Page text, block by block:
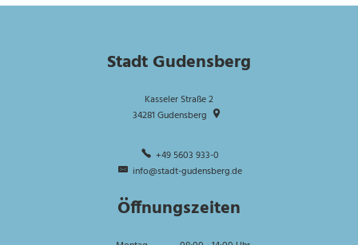
Stadt Gudensberg
Kasseler Straße 2
34281 Gudensberg
+49 5603 933-0
info@stadt-gudensberg.de
Öffnungszeiten